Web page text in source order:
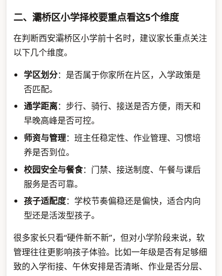
二、灞桥区小学择校要重点看这5个维度
在判断西安灞桥区小学前十名时，建议家长重点关注
以下几个维度。
学区划分：是否属于你家所在片区，入学政策是
否匹配。
通学距离：步行、骑行、接送是否方便，雨天和
早晚高峰是否可控。
师资与管理：班主任稳定性、作业管理、习惯培
养是否到位。
校园安全与餐食：门禁、接送制度、午餐与课后
服务是否可靠。
孩子适配度：学校节奏偏稳还是偏快，适合内向
型还是活泼型孩子。
很多家长只看“硬件新不新”，但对小学阶段来说，软
管理往往更影响孩子体验。比如一年级是否有足够细
致的入学衔接、午休安排是否清晰、作业是否分层、